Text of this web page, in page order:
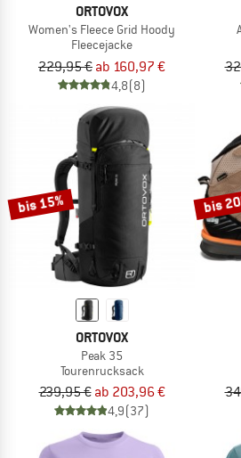
ORTOVOX
Women's Fleece Grid Hoody
Fleecejacke
229,95 € ab 160,97 €
4,8(8)
bis 15%
ORTOVOX
Peak 35
Tourenrucksack
239,95 € ab 203,96 €
4,9(37)
bis